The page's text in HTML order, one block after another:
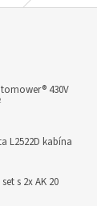
430V
L2522D kabína
s 2x AK 20